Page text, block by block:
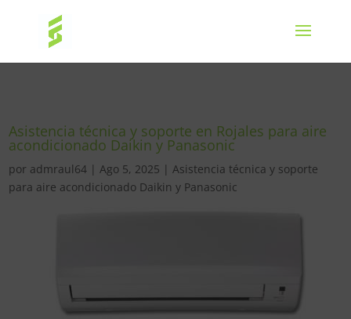
Asistencia técnica y soporte en Rojales para aire
acondicionado Daikin y Panasonic
por admraul64 |Ago 5, 2025 |Asistencia técnica y soporte
para aire acondicionado Daikin y Panasonic